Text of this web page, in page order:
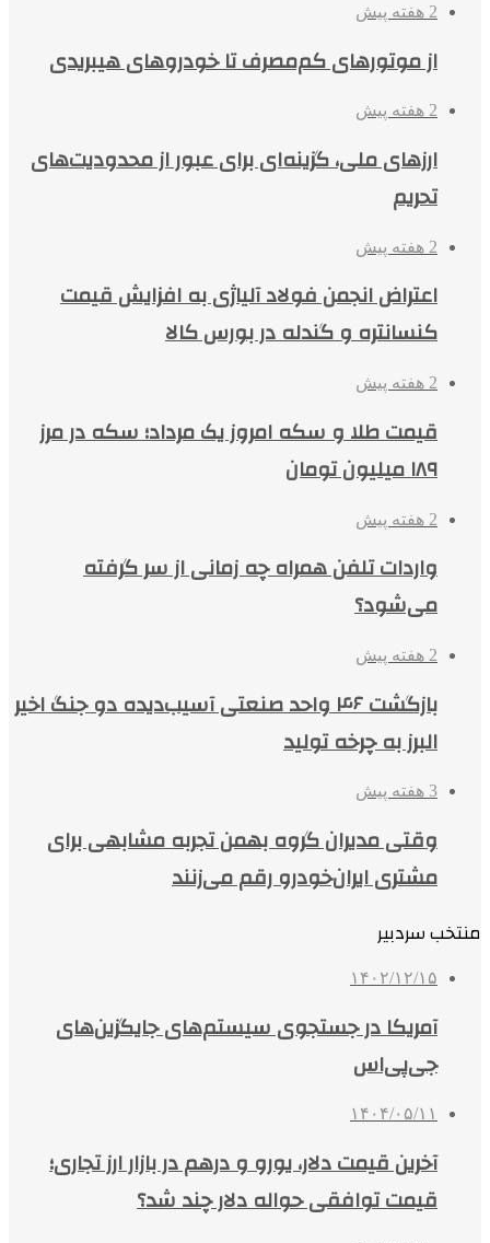
2 هفته پیش
از موتورهای کم‌مصرف تا خودروهای هیبریدی
2 هفته پیش
ارزهای ملی، گزینه‌ای برای عبور از محدودیت‌های
تحریم
2 هفته پیش
اعتراض انجمن فولاد آلیاژی به افزایش قیمت
کنسانتره و گندله در بورس کالا
2 هفته پیش
قیمت طلا و سکه امروز یک مرداد؛ سکه در مرز
۱۸۹ میلیون تومان
2 هفته پیش
واردات تلفن همراه چه زمانی از سر گرفته
می‌شود؟
2 هفته پیش
بازگشت ۴۶ واحد صنعتی آسیب‌دیده دو جنگ اخیر
البرز به چرخه تولید
3 هفته پیش
وقتی مدیران گروه بهمن تجربه مشابهی برای
مشتری ایران‌خودرو رقم می‌زنند
منتخب سردبیر
۱۴۰۲/۱۲/۱۵
آمریکا در جستجوی سیستم‌های جایگزین‌های
جی‌پی‌اس
۱۴۰۴/۰۵/۱۱
آخرین قیمت دلار، یورو و درهم در بازار ارز تجاری؛
قیمت توافقی حواله دلار چند شد؟